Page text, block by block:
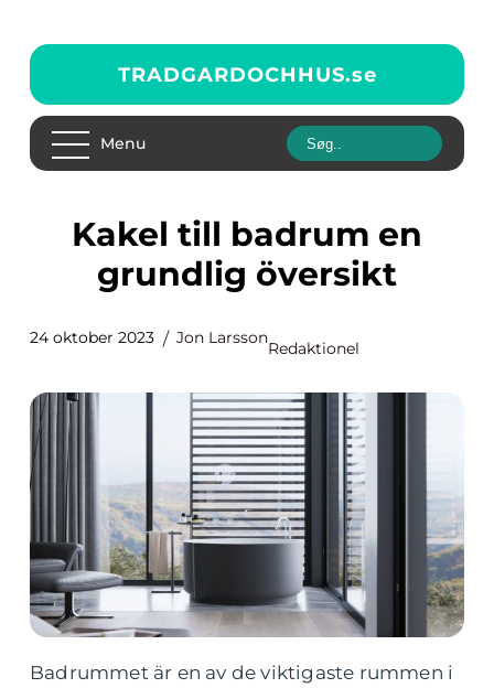
TRADGARDOCHHUS.se
Menu
Kakel till badrum en
grundlig översikt
24 oktober 2023 Jon Larsson
Redaktionel
Badrummet är en av de viktigaste rummen i